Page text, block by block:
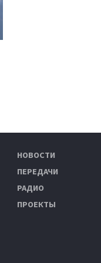
НОВОСТИ
ПЕРЕДАЧИ
РАДИО
ПРОЕКТЫ